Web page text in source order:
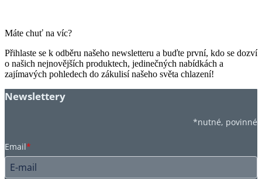
Máte chuť na víc?
Přihlaste se k odběru našeho newsletteru a buďte první, kdo se dozví
o našich nejnovějších produktech, jedinečných nabídkách a
zajímavých pohledech do zákulisí našeho světa chlazení!
Newslettery
*nutné, povinné
Email*